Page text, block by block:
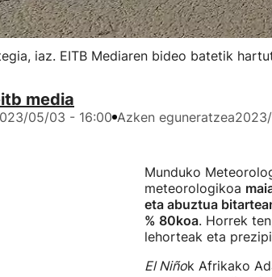
iaz. EITB Mediaren bideo batetik
media
05/03 - 16:00 Azken eguneratzea
Munduko
meteorologikoa
eta abuztua
% 80koa. Horrek
lehorteak eta
El Niñok Afrikako